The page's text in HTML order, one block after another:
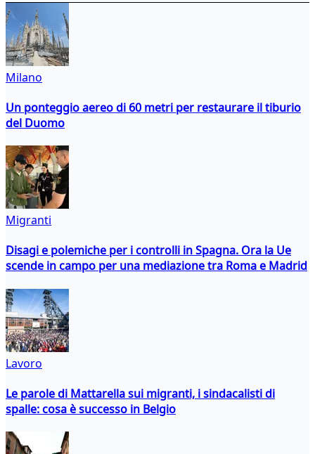
Milano
Un ponteggio aereo di 60 metri per restaurare il tiburio
del Duomo
Migranti
Disagi e polemiche per i controlli in Spagna. Ora la Ue
scende in campo per una mediazione tra Roma e Madrid
Lavoro
Le parole di Mattarella sui migranti, i sindacalisti di
spalle: cosa è successo in Belgio